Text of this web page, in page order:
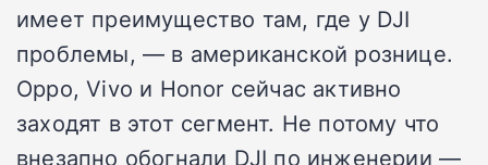
имеет преимущество там, где у DJI
проблемы, — в американской рознице.
Oppo, Vivo и Honor сейчас активно
заходят в этот сегмент. Не потому что
внезапно обогнали DJI по инженерии —